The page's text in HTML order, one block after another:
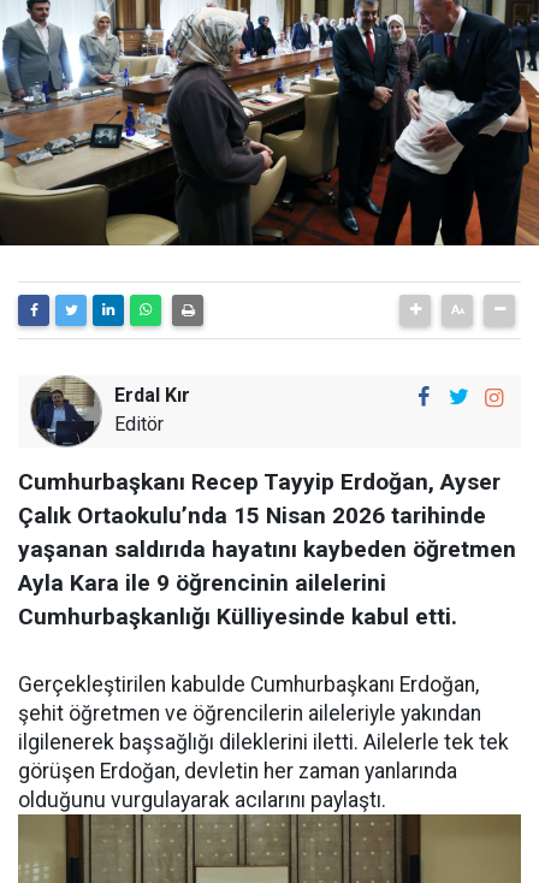
Erdal Kır
Editör
Cumhurbaşkanı Recep Tayyip Erdoğan, Ayser
Çalık Ortaokulu’nda 15 Nisan 2026 tarihinde
yaşanan saldırıda hayatını kaybeden öğretmen
Ayla Kara ile 9 öğrencinin ailelerini
Cumhurbaşkanlığı Külliyesinde kabul etti.
Gerçekleştirilen kabulde Cumhurbaşkanı Erdoğan,
şehit öğretmen ve öğrencilerin aileleriyle yakından
ilgilenerek başsağlığı dileklerini iletti. Ailelerle tek tek
görüşen Erdoğan, devletin her zaman yanlarında
olduğunu vurgulayarak acılarını paylaştı.